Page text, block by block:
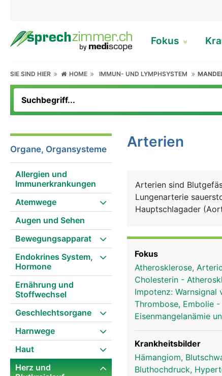
Fokus
SIE SIND HIER HOME IMMUN- UND LYMPHSYSTEM
Organe, Organsysteme
Allergien und
Immunerkrankungen
Atemwege
Augen und Sehen
Bewegungsapparat
Endokrines System,
Hormone
Ernährung und
Stoffwechsel
Geschlechtsorgane
Harnwege
Haut
Herz und
Arterien
Arterien sind
Lungenarterie
Hauptschlagader
Fokus
Atherosklerose,
Cholesterin -
Impotenz:
Thrombose, Embolie
Eisenmangelanämie
Krankheitsbilder
Hämangiom,
Bluthochdruck,